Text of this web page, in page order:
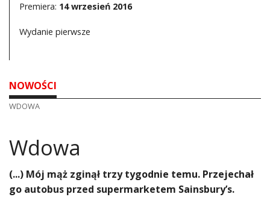
Premiera: 14 wrzesień 2016
Wydanie pierwsze
NOWOŚCI
WDOWA
Wdowa
(...) ​Mój mąż zginął trzy tygodnie temu. Przejechał
go autobus przed supermarketem Sainsbury’s.